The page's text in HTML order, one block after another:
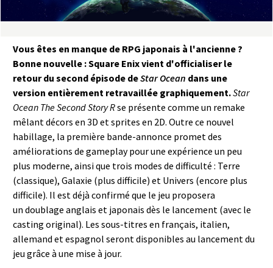
R
Vous êtes en manque de RPG japonais à l'ancienne ?
Bonne nouvelle : Square Enix vient d'officialiser le
retour du second épisode deStar Ocean dans une
version entièrement retravaillée graphiquement.Star
Ocean The Second Story Rse présente comme un remake
mêlant décors en 3D et sprites en 2D. Outre ce nouvel
habillage, la première bande-annonce promet des
améliorations de gameplay pour une expérience un peu
plus moderne, ainsi que trois modes de difficulté : Terre
(classique), Galaxie (plus difficile) et Univers (encore plus
difficile). Il est déjà confirmé que le jeu proposera
un doublage anglais et japonais dès le lancement (avec le
casting original). Les sous-titres en français, italien,
allemand et espagnol seront disponibles au lancement du
jeu grâce à une mise à jour.